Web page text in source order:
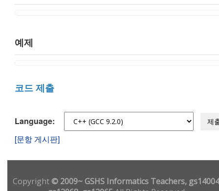
예제
코드 제출
Language: 제
[문항 게시판]
Copyright© 2009~ GSHS Informatics Teachers,